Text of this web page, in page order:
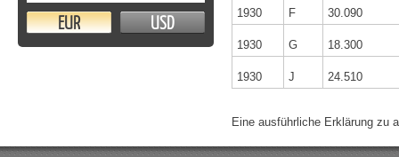
EUR USD 1930 F 30.090
1930 G 18.300
1930 J 24.510
Eine ausführliche Erklärung zu